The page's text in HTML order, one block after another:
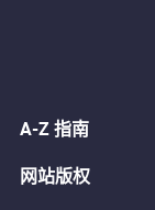
A-Z 指南
网站版权